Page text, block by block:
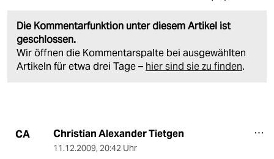
Die Kommentarfunktion unter diesem Artikel ist
geschlossen.
Wir öffnen die Kommentarspalte bei ausgewählten
Artikeln für etwa drei Tage – hier sind sie zu finden.
CA Christian Alexander Tietgen
11.12.2009, 20:42 Uhr